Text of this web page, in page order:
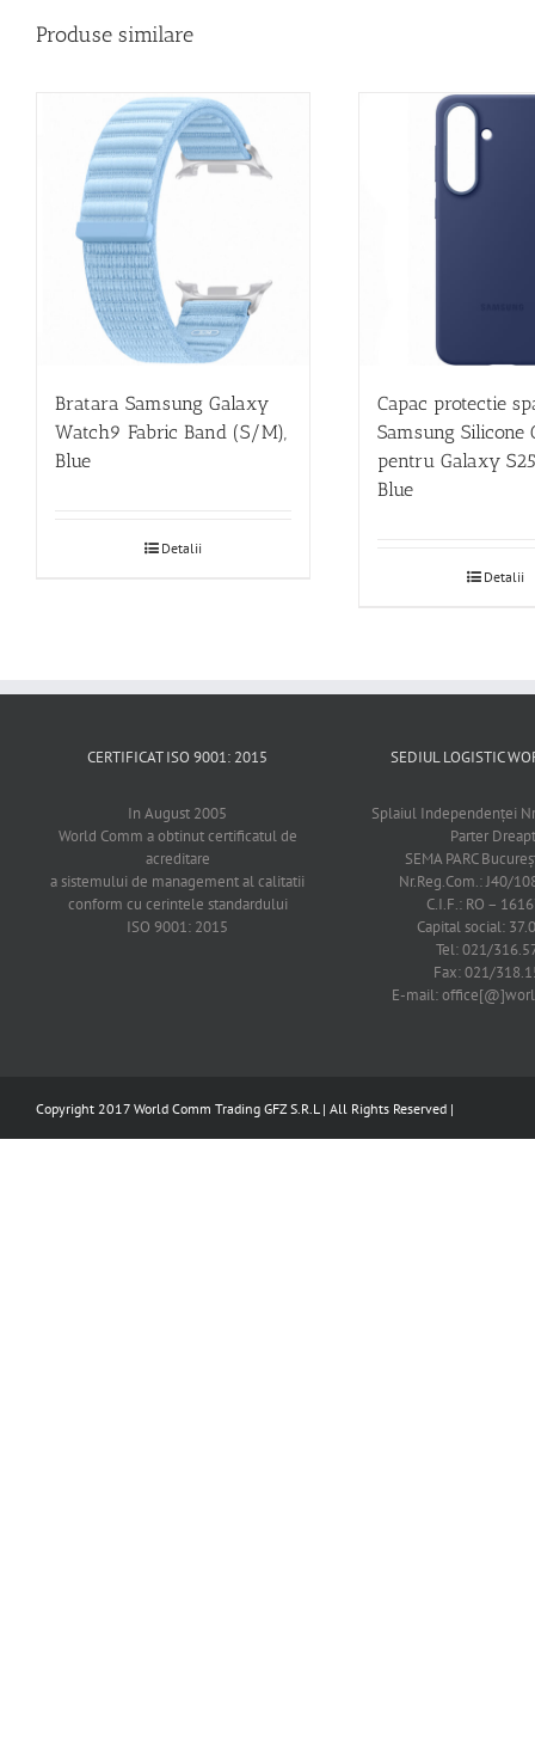
Produse similare
Bratara Samsung Galaxy
Watch9 Fabric Band (S/M),
Blue
Detalii
Capac protectie
Samsung Silicone
pentru Galaxy
Blue
Detalii
CERTIFICAT ISO 9001: 2015
In August 2005
World Comm a obtinut certificatul de
acreditare
a sistemului de management al calitatii
conform cu cerintele standardului
ISO 9001: 2015
SEDIUL LOGISTIC
Splaiul Independenţei
Parter
SEMA PARC
Nr.Reg.Com.: J40/
C.I.F.: RO –
Capital social:
Tel: 021/
Fax: 021/
E-mail:
Copyright 2017 World Comm Trading GFZ S.R.L | All Rights Reserved |